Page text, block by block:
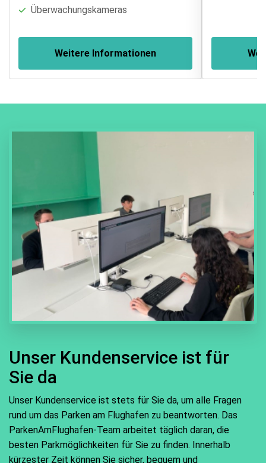
Überwachungskameras
Weitere Informationen
Unser Kundenservice ist für
Sie da
Unser Kundenservice ist stets für Sie da, um alle Fragen
rund um das Parken am Flughafen zu beantworten. Das
ParkenAmFlughafen-Team arbeitet täglich daran, die
besten Parkmöglichkeiten für Sie zu finden. Innerhalb
kürzester Zeit können Sie sicher, bequem und